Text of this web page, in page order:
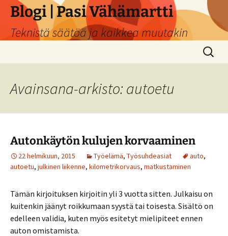
Siirry
sisältöön
Blogi | Pasi Vähämartti
Teknistä säätöä ja kaikkea muutakin
Haku:
Avainsana-arkisto: autoetu
Autonkäytön kulujen korvaaminen
22 helmikuun, 2015 Työelämä, Työsuhdeasiat auto,
autoetu, julkinen liikenne, kilometrikorvaus, matkustaminen
Tämän kirjoituksen kirjoitin yli 3 vuotta sitten. Julkaisu on
kuitenkin jäänyt roikkumaan syystä tai toisesta. Sisältö on
edelleen validia, kuten myös esitetyt mielipiteet ennen
auton omistamista.